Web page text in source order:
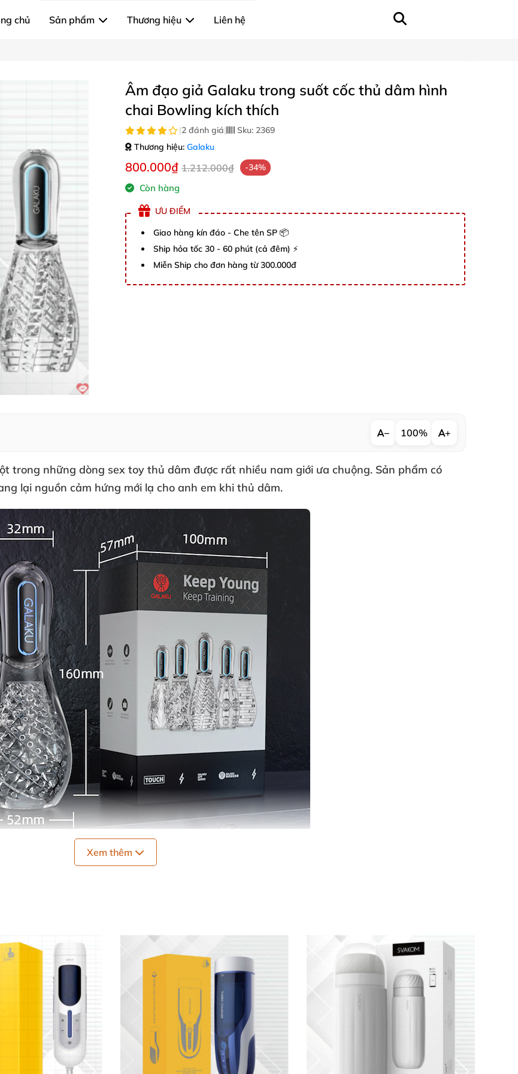
chủ Sản phẩm Thương hiệu Liên hệ
Âm đạo giả Galaku trong suốt cốc thủ dâm hình
chai Bowling kích thích
|2 đánh giá| Sku: 2369
Thương hiệu: Galaku
800.000₫ 1.212.000₫ -34%
Còn hàng
ƯU ĐIỂM
Giao hàng kín đáo - Che tên SP 📦
Ship hỏa tốc 30 - 60 phút (cả đêm) ⚡
Miễn Ship cho đơn hàng từ 300.000đ
− 100% +
trong những dòng sex toy thủ dâm được rất nhiều nam giới ưa chuộng. Sản phẩm có
lại nguồn cảm hứng mới lạ cho anh em khi thủ dâm.
Xem thêm